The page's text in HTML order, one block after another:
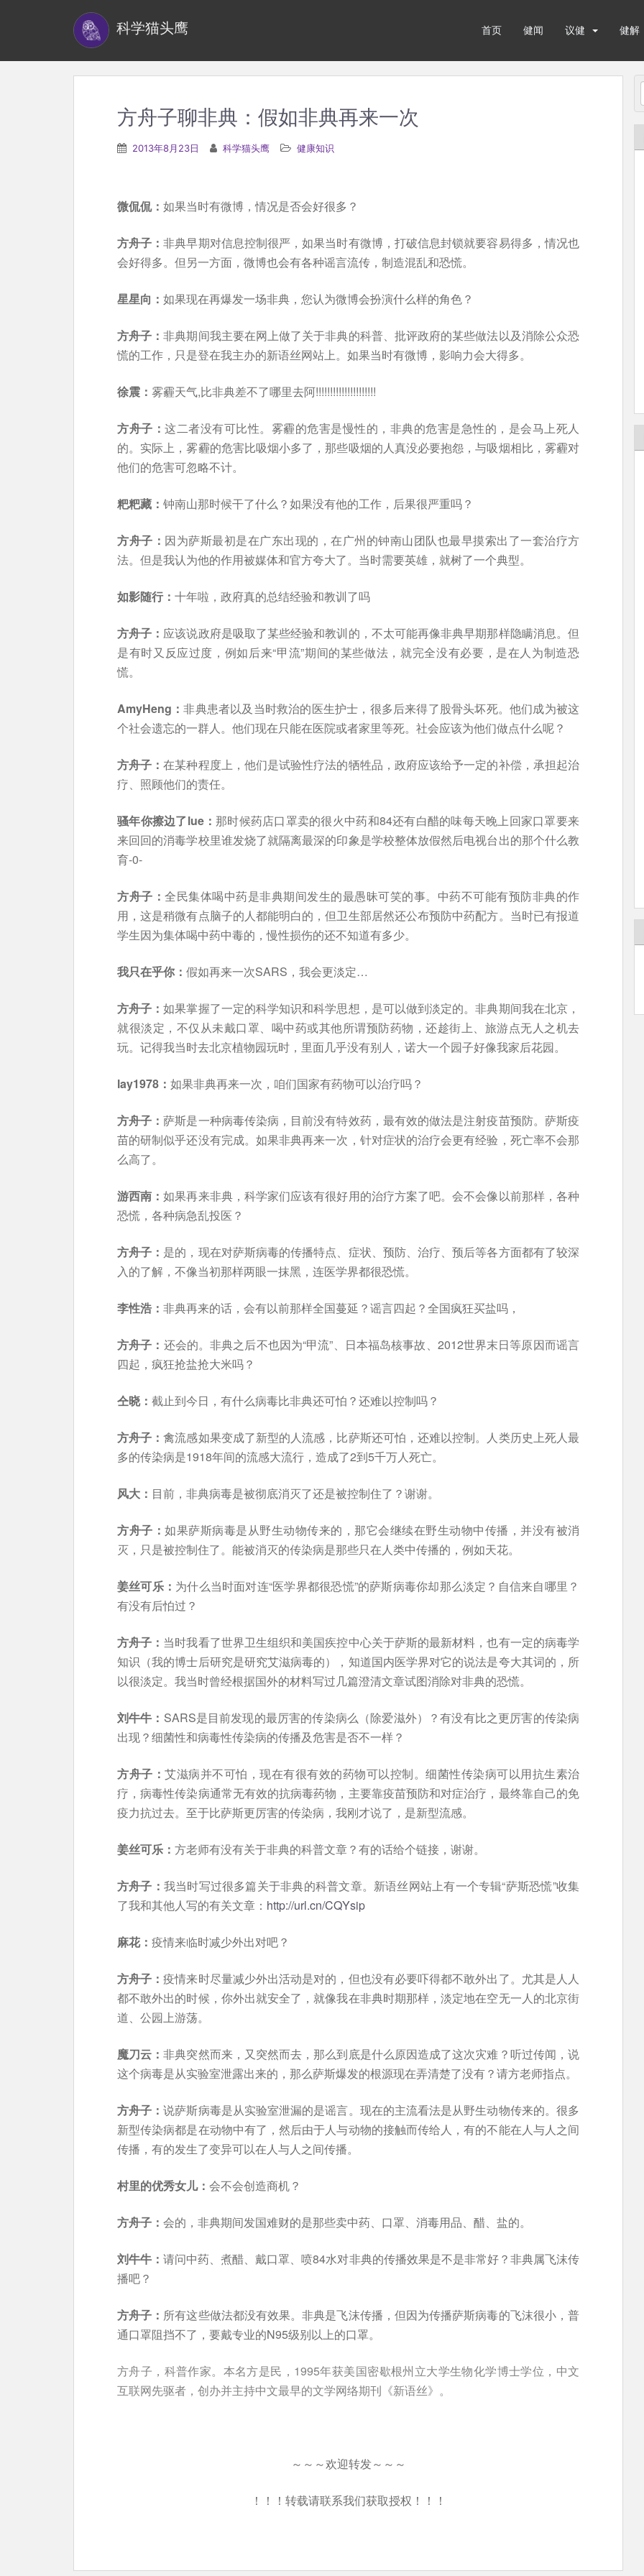
科学猫头鹰 首页 健闻 议健 健解
方舟子聊非典：假如非典再来一次
2013年8月23日 科学猫头鹰 健康知识
微侃侃： 如果当时有微博，情况是否会好很多？
方舟子：非典早期对信息控制很严，如果当时有微博，打破信息封锁就要容易得多，情况也
会好得多。但另一方面，微博也会有各种谣言流传，制造混乱和恐慌。
星星向： 如果现在再爆发一场非典，您认为微博会扮演什么样的角色？
方舟子：非典期间我主要在网上做了关于非典的科普、批评政府的某些做法以及消除公众恐
慌的工作，只是登在我主办的新语丝网站上。如果当时有微博，影响力会大得多。
徐震： 雾霾天气,比非典差不了哪里去阿!!!!!!!!!!!!!!!!!!!!!
方舟子： 这二者没有可比性。雾霾的危害是慢性的，非典的危害是急性的，是会马上死人
的。实际上，雾霾的危害比吸烟小多了，那些吸烟的人真没必要抱怨，与吸烟相比，雾霾对
他们的危害可忽略不计。
粑粑藏： 钟南山那时候干了什么？如果没有他的工作，后果很严重吗？
方舟子： 因为萨斯最初是在广东出现的，在广州的钟南山团队也最早摸索出了一套治疗方
法。但是我认为他的作用被媒体和官方夸大了。当时需要英雄，就树了一个典型。
如影随行： 十年啦，政府真的总结经验和教训了吗
方舟子： 应该说政府是吸取了某些经验和教训的，不太可能再像非典早期那样隐瞒消息。但
是有时又反应过度，例如后来“甲流”期间的某些做法，就完全没有必要，是在人为制造恐
慌。
AmyHeng：非典患者以及当时救治的医生护士，很多后来得了股骨头坏死。他们成为被这
个社会遗忘的一群人。他们现在只能在医院或者家里等死。社会应该为他们做点什么呢？
方舟子：在某种程度上，他们是试验性疗法的牺牲品，政府应该给予一定的补偿，承担起治
疗、照顾他们的责任。
骚年你擦边了lue： 那时候药店口罩卖的很火中药和84还有白醋的味每天晚上回家口罩要来
来回回的消毒学校里谁发烧了就隔离最深的印象是学校整体放假然后电视台出的那个什么教
育-0-
方舟子： 全民集体喝中药是非典期间发生的最愚昧可笑的事。中药不可能有预防非典的作
用，这是稍微有点脑子的人都能明白的，但卫生部居然还公布预防中药配方。当时已有报道
学生因为集体喝中药中毒的，慢性损伤的还不知道有多少。
我只在乎你： 假如再来一次SARS，我会更淡定…
方舟子：如果掌握了一定的科学知识和科学思想，是可以做到淡定的。非典期间我在北京，
就很淡定，不仅从未戴口罩、喝中药或其他所谓预防药物，还趁街上、旅游点无人之机去
玩。记得我当时去北京植物园玩时，里面几乎没有别人，诺大一个园子好像我家后花园。
lay1978： 如果非典再来一次，咱们国家有药物可以治疗吗？
方舟子：萨斯是一种病毒传染病，目前没有特效药，最有效的做法是注射疫苗预防。萨斯疫
苗的研制似乎还没有完成。如果非典再来一次，针对症状的治疗会更有经验，死亡率不会那
么高了。
游西南：如果再来非典，科学家们应该有很好用的治疗方案了吧。会不会像以前那样，各种
恐慌，各种病急乱投医？
方舟子： 是的，现在对萨斯病毒的传播特点、症状、预防、治疗、预后等各方面都有了较深
入的了解，不像当初那样两眼一抹黑，连医学界都很恐慌。
李性浩： 非典再来的话，会有以前那样全国蔓延？谣言四起？全国疯狂买盐吗，
方舟子： 还会的。非典之后不也因为“甲流”、日本福岛核事故、2012世界末日等原因而谣言
四起，疯狂抢盐抢大米吗？
仝晓： 截止到今日，有什么病毒比非典还可怕？还难以控制吗？
方舟子：禽流感如果变成了新型的人流感，比萨斯还可怕，还难以控制。人类历史上死人最
多的传染病是1918年间的流感大流行，造成了2到5千万人死亡。
风大： 目前，非典病毒是被彻底消灭了还是被控制住了？谢谢。
方舟子： 如果萨斯病毒是从野生动物传来的，那它会继续在野生动物中传播，并没有被消
灭，只是被控制住了。能被消灭的传染病是那些只在人类中传播的，例如天花。
姜丝可乐： 为什么当时面对连“医学界都很恐慌”的萨斯病毒你却那么淡定？自信来自哪里？
有没有后怕过？
方舟子： 当时我看了世界卫生组织和美国疾控中心关于萨斯的最新材料，也有一定的病毒学
知识（我的博士后研究是研究艾滋病毒的），知道国内医学界对它的说法是夸大其词的，所
以很淡定。我当时曾经根据国外的材料写过几篇澄清文章试图消除对非典的恐慌。
刘牛牛： SARS是目前发现的最厉害的传染病么（除爱滋外）？有没有比之更厉害的传染病
出现？细菌性和病毒性传染病的传播及危害是否不一样？
方舟子： 艾滋病并不可怕，现在有很有效的药物可以控制。细菌性传染病可以用抗生素治
疗，病毒性传染病通常无有效的抗病毒药物，主要靠疫苗预防和对症治疗，最终靠自己的免
疫力抗过去。至于比萨斯更厉害的传染病，我刚才说了，是新型流感。
姜丝可乐： 方老师有没有关于非典的科普文章？有的话给个链接，谢谢。
方舟子： 我当时写过很多篇关于非典的科普文章。新语丝网站上有一个专辑“萨斯恐慌”收集
了我和其他人写的有关文章： http://url.cn/CQYsip
麻花： 疫情来临时减少外出对吧？
方舟子：疫情来时尽量减少外出活动是对的，但也没有必要吓得都不敢外出了。尤其是人人
都不敢外出的时候，你外出就安全了，就像我在非典时期那样，淡定地在空无一人的北京街
道、公园上游荡。
魔刀云：非典突然而来，又突然而去，那么到底是什么原因造成了这次灾难？听过传闻，说
这个病毒是从实验室泄露出来的，那么萨斯爆发的根源现在弄清楚了没有？请方老师指点。
方舟子：说萨斯病毒是从实验室泄漏的是谣言。现在的主流看法是从野生动物传来的。很多
新型传染病都是在动物中有了，然后由于人与动物的接触而传给人，有的不能在人与人之间
传播，有的发生了变异可以在人与人之间传播。
村里的优秀女儿： 会不会创造商机？
方舟子： 会的，非典期间发国难财的是那些卖中药、口罩、消毒用品、醋、盐的。
刘牛牛：请问中药、煮醋、戴口罩、喷84水对非典的传播效果是不是非常好？非典属飞沫传
播吧？
方舟子： 所有这些做法都没有效果。非典是飞沫传播，但因为传播萨斯病毒的飞沫很小，普
通口罩阻挡不了，要戴专业的N95级别以上的口罩。
方舟子，科普作家。本名方是民，1995年获美国密歇根州立大学生物化学博士学位，中文
互联网先驱者，创办并主持中文最早的文学网络期刊《新语丝》。
～～～欢迎转发～～～
！！！转载请联系我们获取授权！！！